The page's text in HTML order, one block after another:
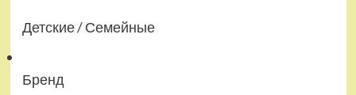
Детские / Семейные
Бренд